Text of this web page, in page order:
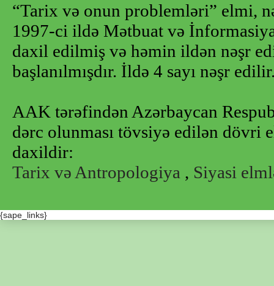
“Tarix və onun problemləri” elmi,
1997-ci ildə Mətbuat və
daxil edilmiş və həmin ildən nəşr
başlanılmışdır. İldə 4 sayı nəşr
AAK tərəfindən Azərbaycan
dərc olunması tövsiyə edilən dövri
daxildir:
Tarix və Antropologiya , Siyasi
{sape_links}